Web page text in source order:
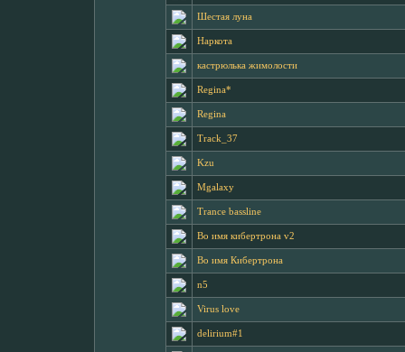
Шестая луна
Наркота
кастрюлька жимолости
Regina*
Regina
Track_37
Kzu
Mgalaxy
Trance bassline
Во имя кибертрона v2
Во имя Кибертрона
n5
Virus love
delirium#1